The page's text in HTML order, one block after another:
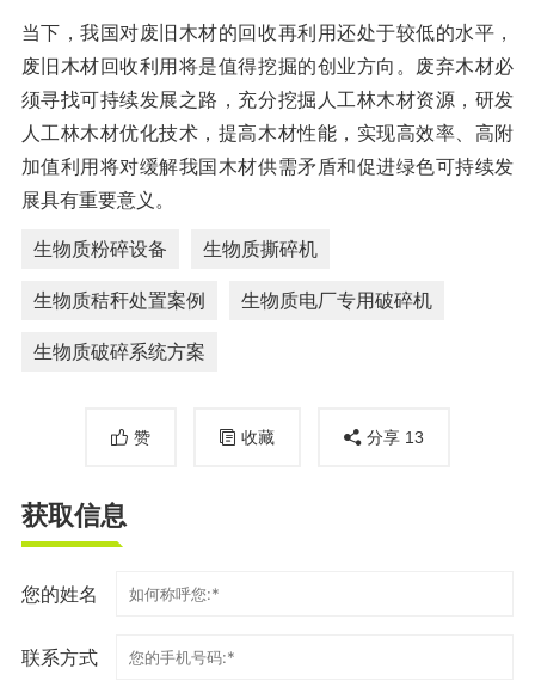
当下，我国对废旧木材的回收再利用还处于较低的水平，
废旧木材回收利用将是值得挖掘的创业方向。废弃木材必
须寻找可持续发展之路，充分挖掘人工林木材资源，研发
人工林木材优化技术，提高木材性能，实现高效率、高附
加值利用将对缓解我国木材供需矛盾和促进绿色可持续发
展具有重要意义。
生物质粉碎设备 生物质撕碎机
生物质秸秆处置案例 生物质电厂专用破碎机
生物质破碎系统方案
赞 收藏 分享 13
获取信息
您的姓名
联系方式